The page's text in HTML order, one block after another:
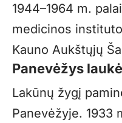
1944–1964 m.
medicinos
Kauno Aukštųjų
Panevėžys
Lakūnų žygį
Panevėžyje. 1933